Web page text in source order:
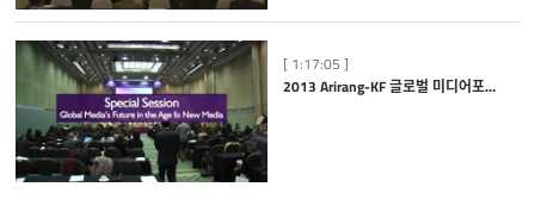
[ 1:17:05 ]
2013 Arirang-KF 글로벌 미디어포럼: Special Session Global Media′s Future in the Age of New Media